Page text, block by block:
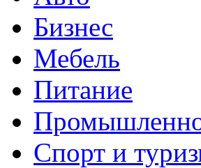
Бизнес
Мебель
Питание
Спорт и